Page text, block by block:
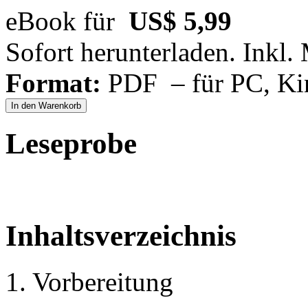
eBook für US$ 5,99
Sofort herunterladen. Inkl.
Format: PDF – für PC,
In den Warenkorb
Leseprobe
Inhaltsverzeichnis
1. Vorbereitung